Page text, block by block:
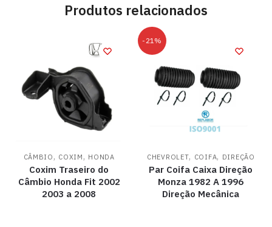
Produtos relacionados
CÂMBIO , COXIM , HONDA
Coxim Traseiro do
Câmbio Honda Fit 2002
2003 a 2008
-21%
CHEVROLET, COIFA, DIREÇÃO
Par Coifa Caixa Direção
Monza 1982 A 1996
Direção Mecânica